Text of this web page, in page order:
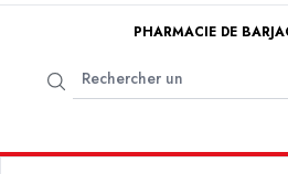
PHARMACIE DE